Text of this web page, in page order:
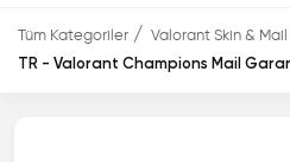
Tüm Kategoriler
Valorant Skin &
TR - Valorant Champions Mail